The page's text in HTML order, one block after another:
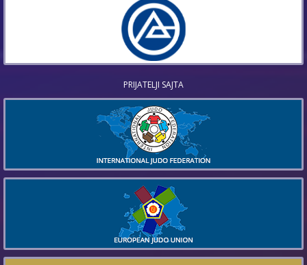
PRIJATELJI SAJTA